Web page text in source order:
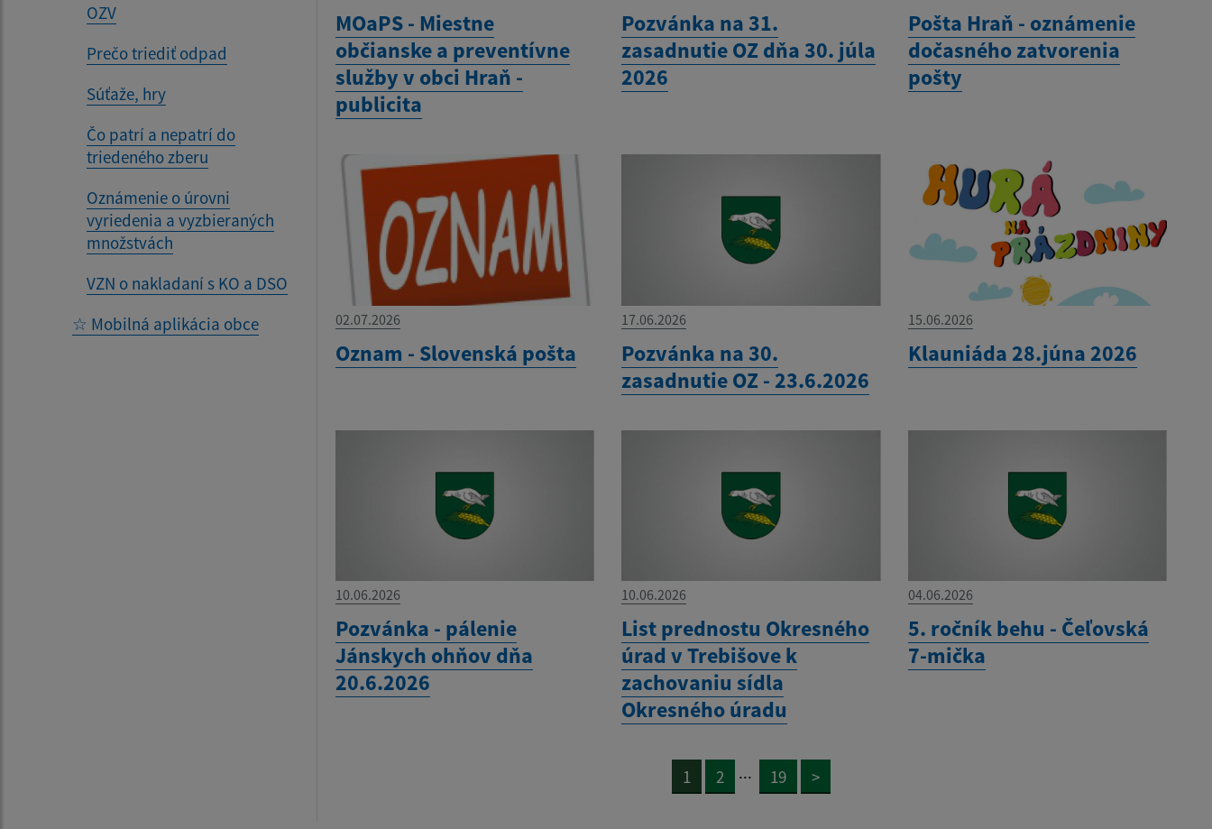
OZV
Prečo triediť odpad
Súťaže, hry
Čo patrí a nepatrí do
triedeného zberu
Oznámenie o úrovni
vyriedenia a vyzbieraných
množstvách
VZN o nakladaní s KO a DSO
☆ Mobilná aplikácia obce
MOaPS - Miestne
občianske a preventívne
služby v obci Hraň -
publicita
Pozvánka na 31.
zasadnutie OZ dňa 30. júla
2026
Pošta Hraň - oznámenie
dočasného zatvorenia
pošty
02.07.2026
Oznam - Slovenská pošta
17.06.2026
Pozvánka na 30.
zasadnutie OZ - 23.6.2026
15.06.2026
Klauniáda 28.júna 2026
10.06.2026
Pozvánka - pálenie
Jánskych ohňov dňa
20.6.2026
10.06.2026
List prednostu Okresného
úrad v Trebišove k
zachovaniu sídla
Okresného úradu
04.06.2026
5. ročník behu - Čeľovská
7-mička
1 2 ... 19 >